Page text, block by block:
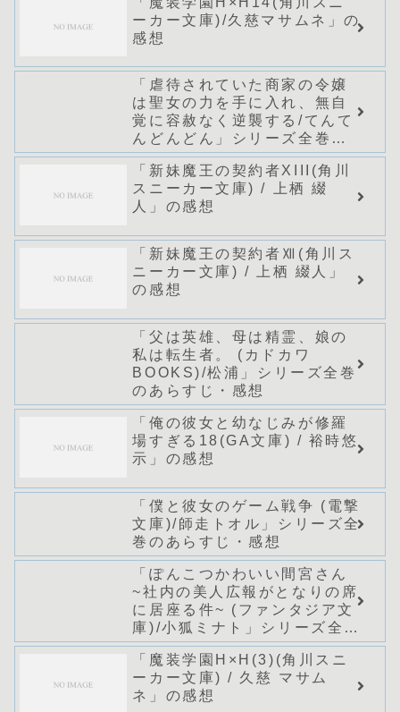
ーカー文庫)/久慈マサムネ」の
感想
「虐待されていた商家の令嬢
は聖女の力を手に入れ、無自
覚に容赦なく逆襲する/てんて
んどんどん」シリーズ全巻の
あらすじ・感想
「新妹魔王の契約者XIII(角川
スニーカー文庫) / 上栖 綴
人」の感想
「新妹魔王の契約者Ⅻ(角川ス
ニーカー文庫) / 上栖 綴人」
の感想
「父は英雄、母は精霊、娘の
私は転生者。 (カドカワ
BOOKS)/松浦」シリーズ全巻
のあらすじ・感想
「俺の彼女と幼なじみが修羅
場すぎる18(GA文庫) / 裕時悠
示」の感想
「僕と彼女のゲーム戦争 (電撃
文庫)/師走トオル」シリーズ全
巻のあらすじ・感想
「ぽんこつかわいい間宮さん
~社内の美人広報がとなりの席
に居座る件~ (ファンタジア文
庫)/小狐ミナト」シリーズ全巻
のあらすじ・感想
「魔装学園H×H(3)(角川スニ
ーカー文庫) / 久慈 マサム
ネ」の感想